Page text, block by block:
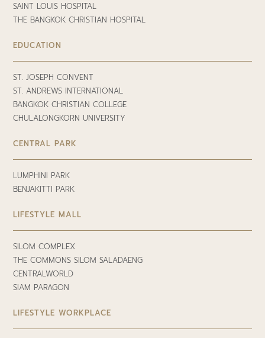
SAINT LOUIS HOSPITAL
THE BANGKOK CHRISTIAN HOSPITAL
EDUCATION
ST. JOSEPH CONVENT
ST. ANDREWS INTERNATIONAL
BANGKOK CHRISTIAN COLLEGE
CHULALONGKORN UNIVERSITY
CENTRAL PARK
LUMPHINI PARK
BENJAKITTI PARK
LIFESTYLE MALL
SILOM COMPLEX
THE COMMONS SILOM SALADAENG
CENTRALWORLD
SIAM PARAGON
LIFESTYLE WORKPLACE